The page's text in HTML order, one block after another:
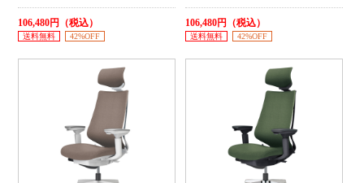
106,480円（税込）
送料無料 42%OFF
106,480円（税込）
送料無料 42%OFF